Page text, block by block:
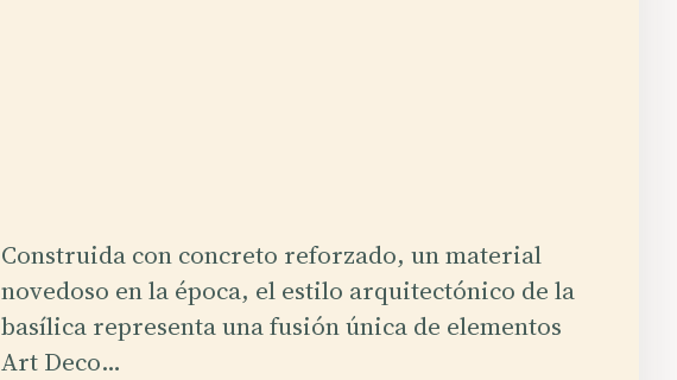
Construida con concreto reforzado, un material
novedoso en la época, el estilo arquitectónico de la
basílica representa una fusión única de elementos
Art Deco…